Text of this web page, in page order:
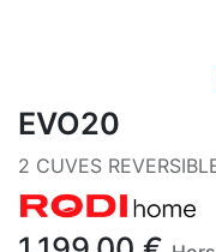
EVO20
2 CUVES